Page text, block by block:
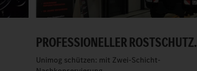
PROFESSIONELLER ROSTSCHUTZ.
Unimog schützen: mit Zwei-Schicht-